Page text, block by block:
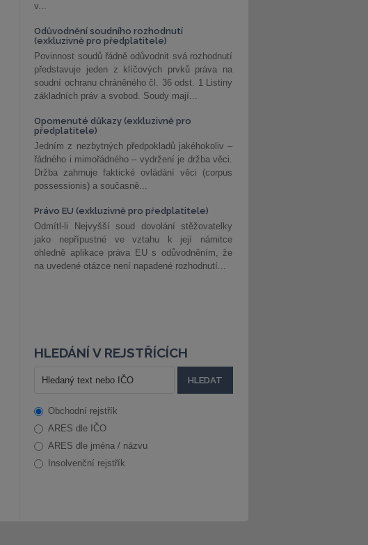
v...
Odůvodnění soudního rozhodnutí
(exkluzivně pro předplatitele)
Povinnost soudů řádně odůvodnit svá rozhodnutí
představuje jeden z klíčových prvků práva na
soudní ochranu chráněného čl. 36 odst. 1 Listiny
základních práv a svobod. Soudy mají...
Opomenuté důkazy (exkluzivně pro
předplatitele)
Jedním z nezbytných předpokladů jakéhokoliv –
řádného i mimořádného – vydržení je držba věci.
Držba zahrnuje faktické ovládání věci (corpus
possessionis) a současně...
Právo EU (exkluzivně pro předplatitele)
Odmítl-li Nejvyšší soud dovolání stěžovatelky
jako nepřípustné ve vztahu k její námitce
ohledně aplikace práva EU s odůvodněním, že
na uvedené otázce není napadené rozhodnutí...
HLEDÁNÍ V REJSTŘÍCÍCH
Obchodní rejstřík
ARES dle IČO
ARES dle jména / názvu
Insolvenční rejstřík